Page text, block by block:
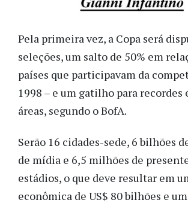
Pela primeira vez, a Copa será
seleções, um salto de 50% em
países que participavam da
1998 – e um gatilho para recordes
áreas, segundo o BofA.
Serão 16 cidades-sede, 6 bilhões
de mídia e 6,5 milhões de
estádios, o que deve resultar em
econômica de US$ 80 bilhões e